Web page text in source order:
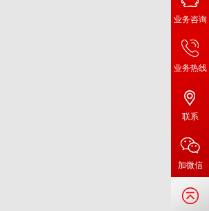
业务咨询
业务热线
联系
加微信